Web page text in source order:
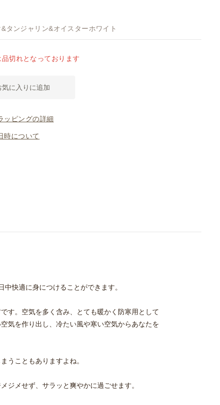
タンジャリン&オイスターホワイト
切れとなっております
気に入りに追加
ッピングの詳細
時について
快適に身につけることができます。
す。空気を多く含み、とても暖かく防寒用として
気を作り出し、冷たい風や寒い空気からあなたを
うこともありますよね。
ジメせず、サラッと爽やかに過ごせます。